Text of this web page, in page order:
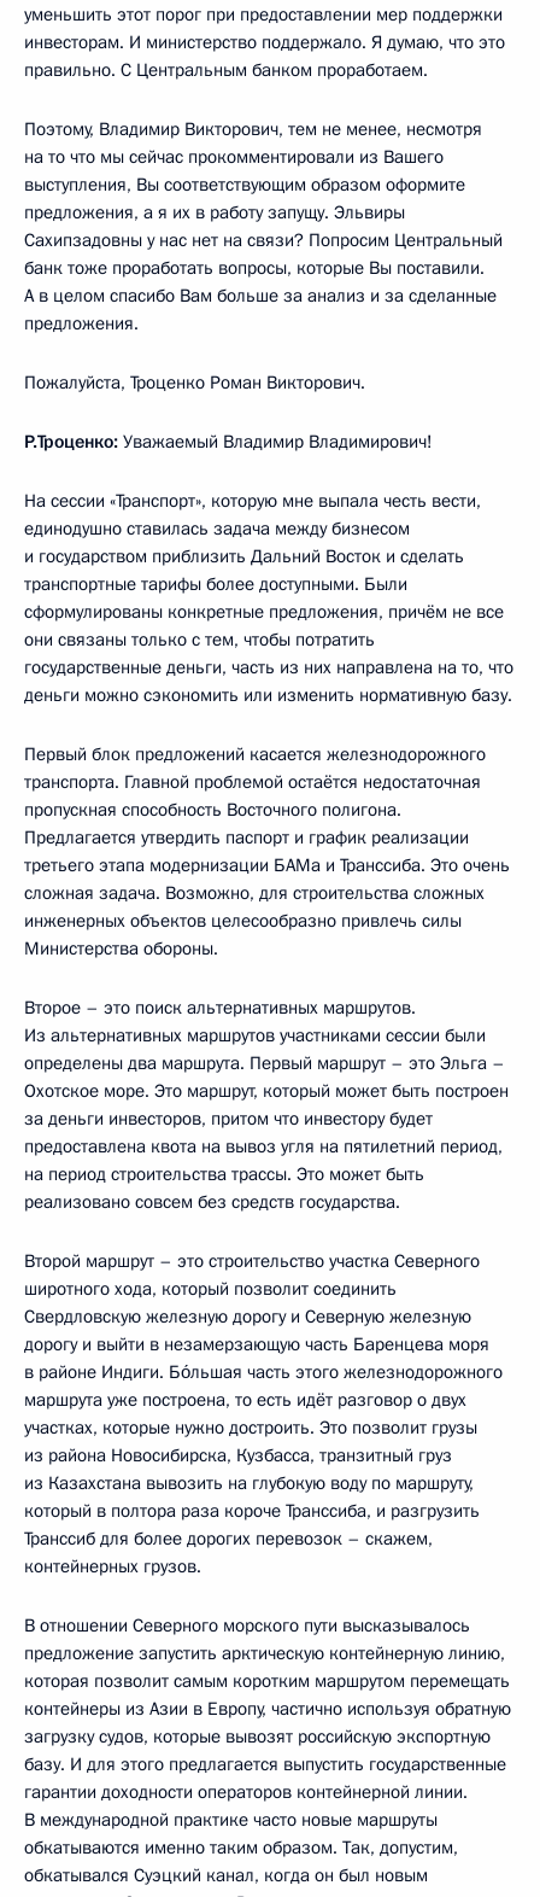
уменьшить этот порог при предоставлении мер поддержки
инвесторам. И министерство поддержало. Я думаю, что это
правильно. С Центральным банком проработаем.
Поэтому, Владимир Викторович, тем не менее, несмотря
на то что мы сейчас прокомментировали из Вашего
выступления, Вы соответствующим образом оформите
предложения, а я их в работу запущу. Эльвиры
Сахипзадовны у нас нет на связи? Попросим Центральный
банк тоже проработать вопросы, которые Вы поставили.
А в целом спасибо Вам больше за анализ и за сделанные
предложения.
Пожалуйста, Троценко Роман Викторович.
Р.Троценко: Уважаемый Владимир Владимирович!
На сессии «Транспорт», которую мне выпала честь вести,
единодушно ставилась задача между бизнесом
и государством приблизить Дальний Восток и сделать
транспортные тарифы более доступными. Были
сформулированы конкретные предложения, причём не все
они связаны только с тем, чтобы потратить
государственные деньги, часть из них направлена на то, что
деньги можно сэкономить или изменить нормативную базу.
Первый блок предложений касается железнодорожного
транспорта. Главной проблемой остаётся недостаточная
пропускная способность Восточного полигона.
Предлагается утвердить паспорт и график реализации
третьего этапа модернизации БАМа и Транссиба. Это очень
сложная задача. Возможно, для строительства сложных
инженерных объектов целесообразно привлечь силы
Министерства обороны.
Второе – это поиск альтернативных маршрутов.
Из альтернативных маршрутов участниками сессии были
определены два маршрута. Первый маршрут – это Эльга –
Охотское море. Это маршрут, который может быть построен
за деньги инвесторов, притом что инвестору будет
предоставлена квота на вывоз угля на пятилетний период,
на период строительства трассы. Это может быть
реализовано совсем без средств государства.
Второй маршрут – это строительство участка Северного
широтного хода, который позволит соединить
Свердловскую железную дорогу и Северную железную
дорогу и выйти в незамерзающую часть Баренцева моря
в районе Индиги. Бо́льшая часть этого железнодорожного
маршрута уже построена, то есть идёт разговор о двух
участках, которые нужно достроить. Это позволит грузы
из района Новосибирска, Кузбасса, транзитный груз
из Казахстана вывозить на глубокую воду по маршруту,
который в полтора раза короче Транссиба, и разгрузить
Транссиб для более дорогих перевозок – скажем,
контейнерных грузов.
В отношении Северного морского пути высказывалось
предложение запустить арктическую контейнерную линию,
которая позволит самым коротким маршрутом перемещать
контейнеры из Азии в Европу, частично используя обратную
загрузку судов, которые вывозят российскую экспортную
базу. И для этого предлагается выпустить государственные
гарантии доходности операторов контейнерной линии.
В международной практике часто новые маршруты
обкатываются именно таким образом. Так, допустим,
обкатывался Суэцкий канал, когда он был новым